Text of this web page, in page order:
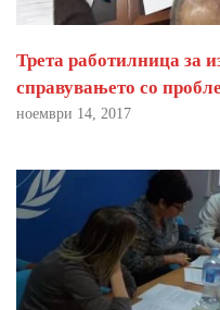
Трета работилница за
справувањето со
ноември 14, 2017